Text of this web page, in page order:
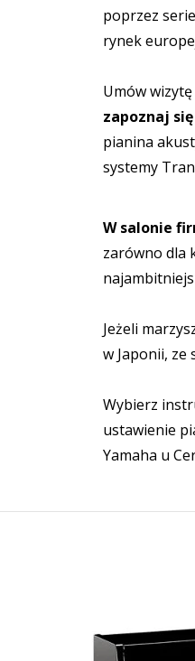
W salonie
zarówno dla
Jeżeli
w Japonii, ze
Wybierz
ustawienie
Yamaha u
poprzez
rynek
Umów wizytę
zapoznaj
pianina
systemy